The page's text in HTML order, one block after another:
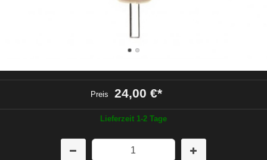
Preis 24,00 €*
Lieferzeit 1-2 Tage